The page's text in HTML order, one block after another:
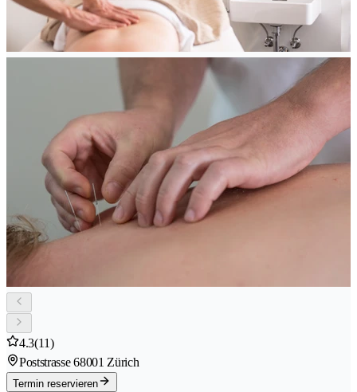
4.3(11)
Poststrasse 68001 Zürich
Termin reservieren